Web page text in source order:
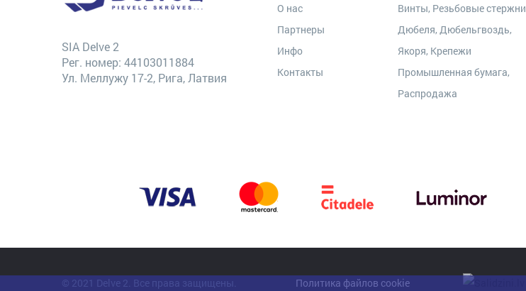
SIA Delve 2
Рег. номер: 44103011884
Ул. Меллужу 17-2, Рига, Латвия
О нас
Партнеры
Инфо
Контакты
Винты, Резьбовые стержни
Дюбеля, Дюбельгвоздь,
Якоря, Крепежи
Промышленная бумага,
Распродажа
© 2021 Delve 2. Все права защищены. Политика файлов cookie